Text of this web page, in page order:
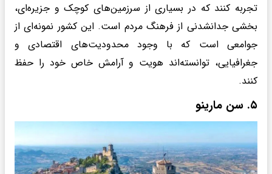
تجربه کنند که در بسیاری از سرزمین‌های کوچک و جزیره‌ای،
بخشی جدانشدنی از فرهنگ مردم است. این کشور نمونه‌ای از
جوامعی است که با وجود محدودیت‌های اقتصادی و
جغرافیایی، توانسته‌اند هویت و آرامش خاص خود را حفظ
کنند.
۵. سن مارینو